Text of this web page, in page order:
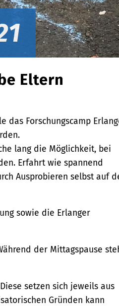
Eltern
das Forschungscamp
lang die Möglichkeit, bei
Erfahrt wie spannend
Ausprobieren selbst auf
sowie die Erlanger
der Mittagspause
setzen sich jeweils aus
Gründen kann